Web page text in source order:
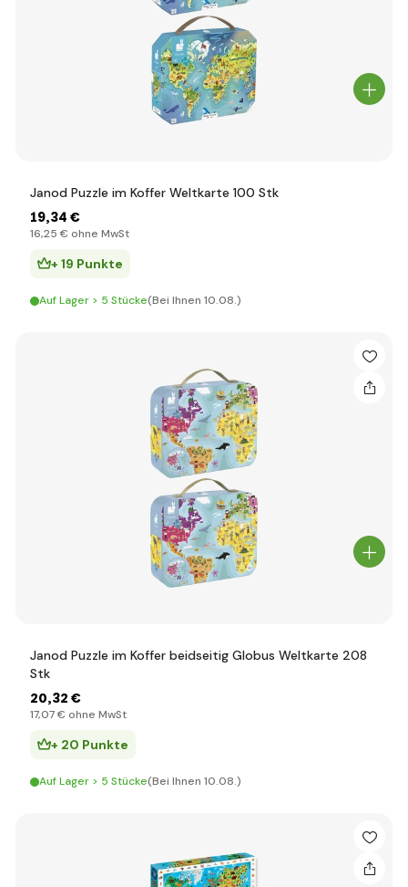
Janod Puzzle im Koffer Weltkarte 100 Stk
19,34 €
16,25 € ohne MwSt
+ 19 Punkte
Auf Lager > 5 Stücke(Bei Ihnen 10.08.)
Janod Puzzle im Koffer beidseitig Globus Weltkarte 208
Stk
20,32 €
17,07 € ohne MwSt
+ 20 Punkte
Auf Lager > 5 Stücke(Bei Ihnen 10.08.)